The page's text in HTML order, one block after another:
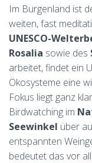
Im Burgenland ist
weiten, fast
UNESCO-
Rosalia sowie des
arbeitet, findet ein
Ökosysteme eine
Fokus liegt ganz
Birdwatching im
Seewinkel über
entspannten
bedeutet das vor